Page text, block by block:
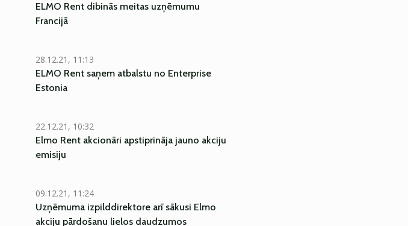
ELMO Rent dibinās meitas uzņēmumu
Francijā
28.12.21, 11:13
ELMO Rent saņem atbalstu no Enterprise
Estonia
22.12.21, 10:32
Elmo Rent akcionāri apstiprināja jauno akciju
emisiju
09.12.21, 11:24
Uzņēmuma izpilddirektore arī sākusi Elmo
akciju pārdošanu lielos daudzumos